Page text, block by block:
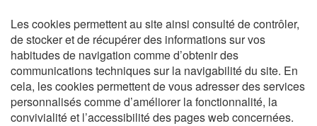
Les cookies permettent au site ainsi consulté de contrôler,
de stocker et de récupérer des informations sur vos
habitudes de navigation comme d’obtenir des
communications techniques sur la navigabilité du site. En
cela, les cookies permettent de vous adresser des services
personnalisés comme d’améliorer la fonctionnalité, la
convivialité et l’accessibilité des pages web concernées.